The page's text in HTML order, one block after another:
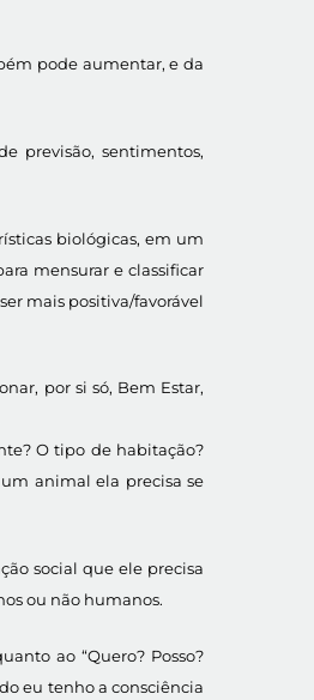
pode aumentar, e da
previsão, sentimentos,
biológicas, em um
mensurar e classificar
mais positiva/favorável
por si só, Bem Estar,
O tipo de habitação?
animal ela precisa se
social que ele precisa
ou não humanos.
ao “Quero? Posso?
eu tenho a consciência